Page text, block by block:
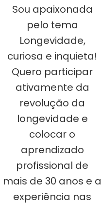
Sou apaixonada
pelo tema
Longevidade,
curiosa e inquieta!
Quero participar
ativamente da
revolução da
longevidade e
colocar o
aprendizado
profissional de
mais de 30 anos e a
experiência nas